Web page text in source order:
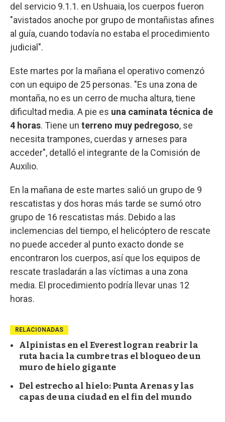
del servicio 9.1.1. en Ushuaia, los cuerpos fueron
"avistados anoche por grupo de montañistas afines
al guía, cuando todavía no estaba el procedimiento
judicial".
Este martes por la mañana el operativo comenzó
con un equipo de 25 personas. "Es una zona de
montaña, no es un cerro de mucha altura, tiene
dificultad media. A pie es una caminata técnica de
4 horas. Tiene un terreno muy pedregoso, se
necesita trampones, cuerdas y arneses para
acceder", detalló el integrante de la Comisión de
Auxilio.
En la mañana de este martes salió un grupo de 9
rescatistas y dos horas más tarde se sumó otro
grupo de 16 rescatistas más. Debido a las
inclemencias del tiempo, el helicóptero de rescate
no puede acceder al punto exacto donde se
encontraron los cuerpos, así que los equipos de
rescate trasladarán a las víctimas a una zona
media. El procedimiento podría llevar unas 12
horas.
RELACIONADAS
Alpinistas en el Everest logran reabrir la
ruta hacia la cumbre tras el bloqueo de un
muro de hielo gigante
Del estrecho al hielo: Punta Arenas y las
capas de una ciudad en el fin del mundo